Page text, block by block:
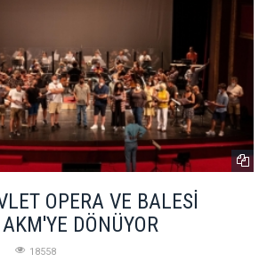
OPERA VE BALESİ
DÖNÜYOR
18558